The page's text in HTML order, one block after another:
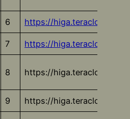
6 https://higa.teracloud.jp/
7 https://higa.teracloud.jp/
8 https://higa.teracloud.jp/
9 https://higa.teracloud.jp/